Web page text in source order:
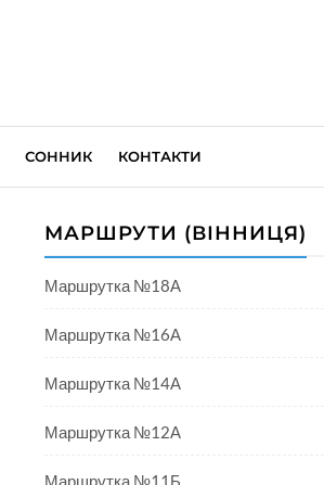
СОННИК КОНТАКТИ
МАРШРУТИ (ВІННИЦЯ)
Маршрутка №18А
Маршрутка №16А
Маршрутка №14А
Маршрутка №12А
Маршрутка №11Б